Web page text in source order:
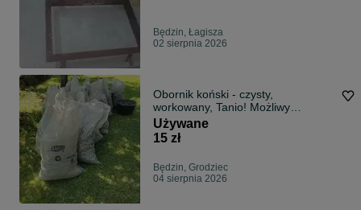
Będzin, Łagisza
02 sierpnia 2026
Obornik koński - czysty,
workowany, Tanio! Możliwy
transport
Używane
15 zł
Będzin, Grodziec
04 sierpnia 2026